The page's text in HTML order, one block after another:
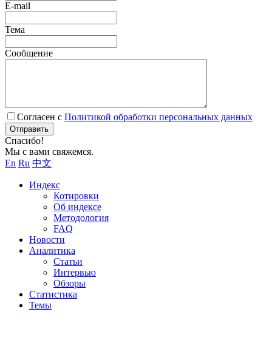
E-mail
Тема
Сообщение
Согласен с Политикой обработки персональных данных
Отправить
Спасибо!
Мы с вами свяжемся.
En Ru 中文
Индекс
Котировки
Об индексе
Методология
FAQ
Новости
Аналитика
Статьи
Интервью
Обзоры
Статистика
Темы